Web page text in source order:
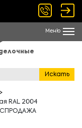
Меню
Искать
RAL 2004